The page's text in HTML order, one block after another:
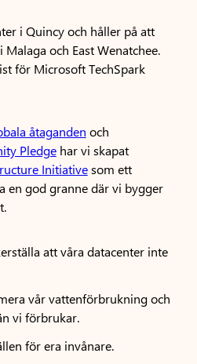
i Quincy och håller på att
och East Wenatchee.
för Microsoft TechSpark
åtaganden och
Pledgehar vi skapat
Initiativesom ett
en god granne där vi bygger
att våra datacenter inte
vår vattenförbrukning och
vi förbrukar.
för era invånare.